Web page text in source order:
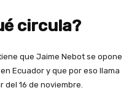
circula?
que Jaime Nebot se opone
Ecuador y que por eso llama
del 16 de noviembre.